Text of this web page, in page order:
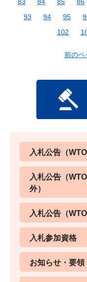
93
94 95
102
前のペ
入札公告（WTO
入札公告（
外）
入札公告（
入札参加資格
お知らせ・要領